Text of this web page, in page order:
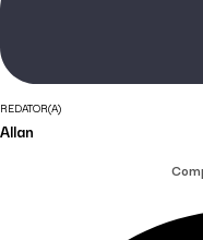
REDATOR(A)
Allan